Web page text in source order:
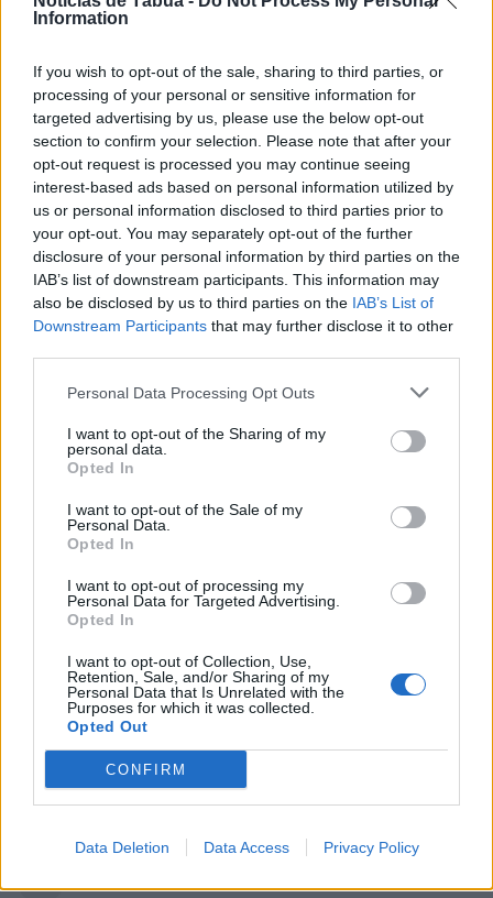
Information
If you wish to opt-out of the sale, sharing to third parties, or
processing of your personal or sensitive information for
targeted advertising by us, please use the below opt-out
section to confirm your selection. Please note that after your
opt-out request is processed you may continue seeing
interest-based ads based on personal information utilized by
us or personal information disclosed to third parties prior to
your opt-out. You may separately opt-out of the further
disclosure of your personal information by third parties on the
IAB’s list of downstream participants. This information may
also be disclosed by us to third parties on the IAB’s List of
Downstream Participants that may further disclose it to other
Personal Data Processing Opt Outs
I want to opt-out of the Sharing of my
personal data.
Opted In
I want to opt-out of the Sale of my
Personal Data.
Opted In
I want to opt-out of processing my
Personal Data for Targeted Advertising.
Opted In
I want to opt-out of Collection, Use,
Retention, Sale, and/or Sharing of my
Personal Data that Is Unrelated with the
Purposes for which it was collected.
Opted Out
CONFIRM
Data Deletion Data Access Privacy Policy
Publicidade
MAIS LIDAS
Filho de empresário morre
afogado em piscina de casa
3119 SHARES
“Paraíso do BTT” resultou num sucesso
Tábua